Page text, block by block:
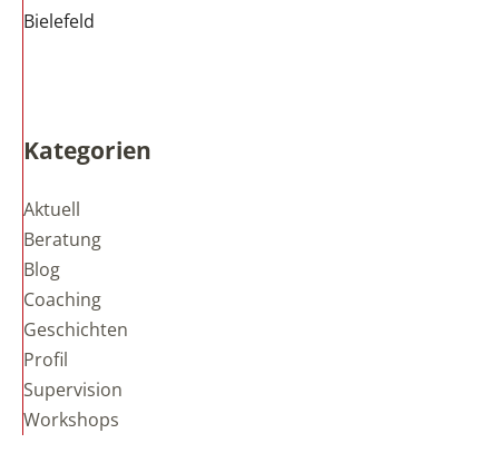
Bielefeld
Kategorien
Aktuell
Beratung
Blog
Coaching
Geschichten
Profil
Supervision
Workshops